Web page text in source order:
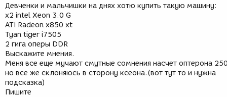
н
и
я
Девченки и мальчишки на днях хотю купить такую машину:
x2 intel Xeon 3.0 G
ATI Radeon x850 xt
Tyan tiger i7505
2 гига оперы DDR
Выскажите мнения.
Меня все еще мучают смутные сомнения насчет оптерона
но все же склоняюсь в сторону ксеона.(вот тут то и нужна
подсказка)
Пишите